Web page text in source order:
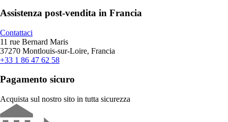
Assistenza post-vendita in Francia
Contattaci
11 rue Bernard Maris
37270 Montlouis-sur-Loire, Francia
+33 1 86 47 62 58
Pagamento sicuro
Acquista sul nostro sito in tutta sicurezza